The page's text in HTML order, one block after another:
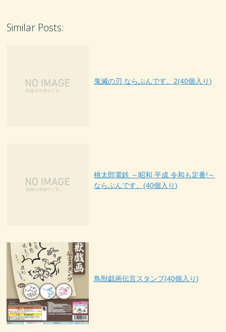
Similar Posts:
鬼滅の刃 ならぶんです。2(40個入り)
桃太郎電鉄 ～昭和 平成 令和も定番!～
ならぶんです。(40個入り)
鳥獣戯画伝言スタンプ(40個入り)